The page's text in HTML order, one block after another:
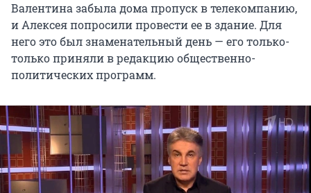
Валентина забыла дома пропуск в телекомпанию,
и Алексея попросили провести ее в здание. Для
него это был знаменательный день — его только-
только приняли в редакцию общественно-
политических программ.